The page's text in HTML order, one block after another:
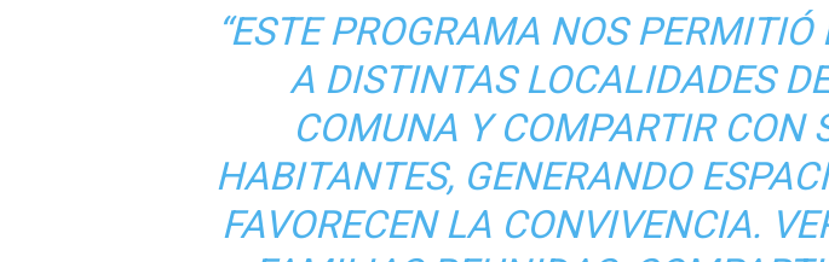
“ESTE PROGRAMA NOS PERMITIÓ
A DISTINTAS LOCALIDADES
COMUNA Y COMPARTIR CON
HABITANTES, GENERANDO
FAVORECEN LA CONVIVENCIA.